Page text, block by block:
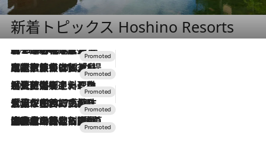
新着トピックス Hoshino Resorts
2026.8.7
【トンボの足水浴】ヒノキの香りに包まれて涼感マックス！約13℃の湧水かけ流しを避暑地「星野温泉 トンボの湯」で体験
2026.7.31
【ホテル帰省】という選択肢をOMOが提案。家族とほどよい距離を保つには「昼は実家、夜は気兼ねなくホテルで！」
2026.7.24
【夏限定ディナーコース】旬を迎える稚鮎や花ズッキーニなどをイタリア・トスカーナの郷土料理の手法で満喫！
2026.7.17
「土佐和ハーブかき氷」がOMO7高知に登場！生姜、山椒、大葉など目にも舌にも涼を呼ぶ郷土の味
2026.7.10
NEW OPEN！【界 草津】名湯の地に誕生。趣の異なる2種の温泉と上州ならではの会席・蕎麦割烹など美食を味わう究極の癒やし旅